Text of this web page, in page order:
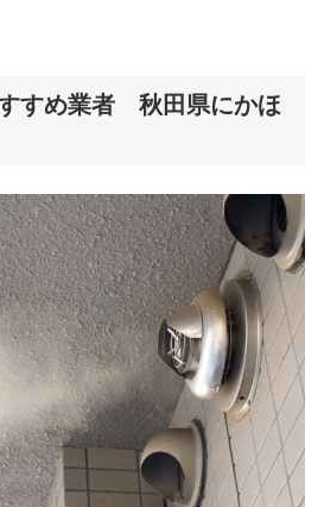
すめ業者 秋田県にかほ